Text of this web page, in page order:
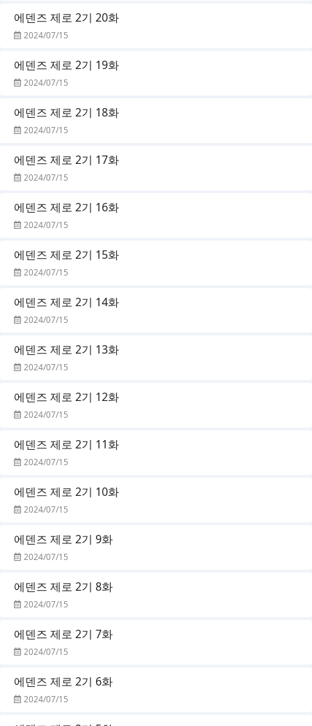
에덴즈 제로 2기 20화
2024/07/15
에덴즈 제로 2기 19화
2024/07/15
에덴즈 제로 2기 18화
2024/07/15
에덴즈 제로 2기 17화
2024/07/15
에덴즈 제로 2기 16화
2024/07/15
에덴즈 제로 2기 15화
2024/07/15
에덴즈 제로 2기 14화
2024/07/15
에덴즈 제로 2기 13화
2024/07/15
에덴즈 제로 2기 12화
2024/07/15
에덴즈 제로 2기 11화
2024/07/15
에덴즈 제로 2기 10화
2024/07/15
에덴즈 제로 2기 9화
2024/07/15
에덴즈 제로 2기 8화
2024/07/15
에덴즈 제로 2기 7화
2024/07/15
에덴즈 제로 2기 6화
2024/07/15